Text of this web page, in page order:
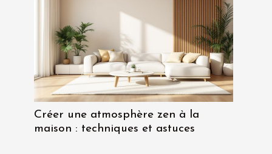
Créer une atmosphère zen à la
maison : techniques et astuces